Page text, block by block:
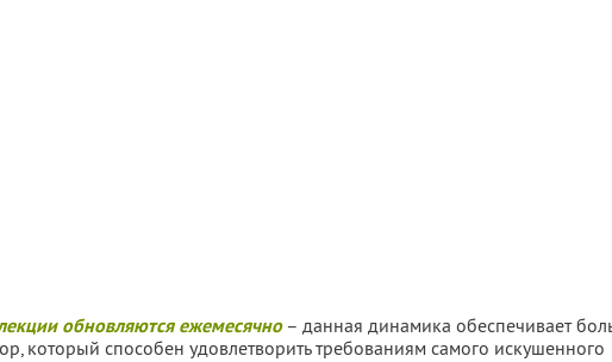
обновляются ежемесячно– данная динамика обеспечивает
который способен удовлетворить требованиям самого искушенного